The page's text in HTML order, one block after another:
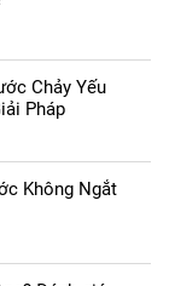
Chảy Yếu
Pháp
Không Ngắt